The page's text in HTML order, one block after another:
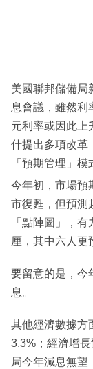
美國聯邦儲備局
息會議，雖然利
元利率或因此上
什提出多項改革
「預期管理」
今年初，市場預
市復甦，但預測
「點陣圖」，
厘，其中六人更
要留意的是，今
息。
其他經濟數據方
3.3%；經濟增
局今年減息無望